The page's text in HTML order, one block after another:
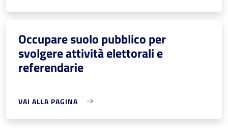
Occupare suolo pubblico per
svolgere attività elettorali e
referendarie
VAI ALLA PAGINA